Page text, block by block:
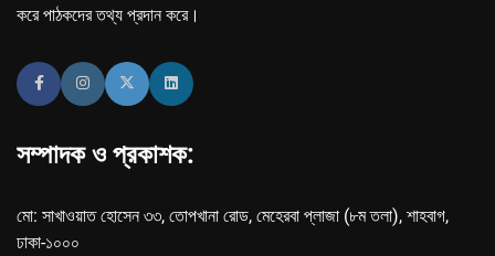
করে পাঠকদের তথ্য প্রদান করে।
সম্পাদক ও প্রকাশক:
মো: সাখাওয়াত হোসেন ৩৩, তোপখানা রোড, মেহেরবা প্লাজা (৮ম তলা), শাহবাগ,
ঢাকা-১০০০